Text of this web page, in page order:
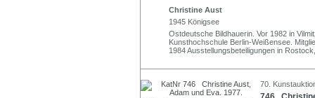
Christine Aust
1945 Königsee
Ostdeutsche Bildhauerin. Vor 1982 in
Kunsthochschule Berlin-Weißensee.
1984 Ausstellungsbeteiligungen in
70.